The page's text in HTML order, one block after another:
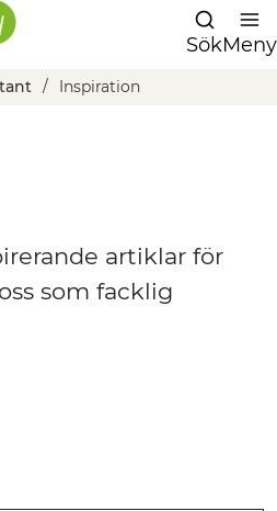
SökMeny
Inspiration
artiklar för
som facklig